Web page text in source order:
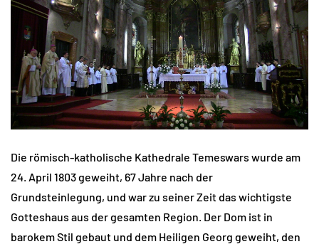
Die römisch-katholische Kathedrale Temeswars wurde am
24. April 1803 geweiht, 67 Jahre nach der
Grundsteinlegung, und war zu seiner Zeit das wichtigste
Gotteshaus aus der gesamten Region. Der Dom ist in
barokem Stil gebaut und dem Heiligen Georg geweiht, den